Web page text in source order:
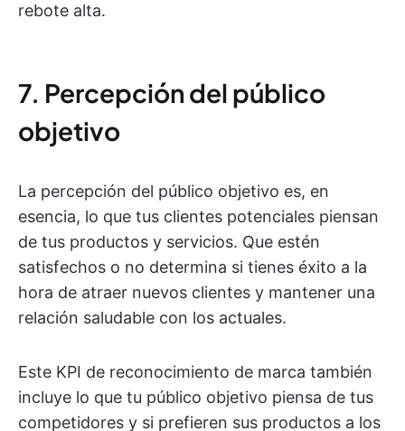
rebote alta.
7. Percepción del público
objetivo
La percepción del público objetivo es, en
esencia, lo que tus clientes potenciales piensan
de tus productos y servicios. Que estén
satisfechos o no determina si tienes éxito a la
hora de atraer nuevos clientes y mantener una
relación saludable con los actuales.
Este KPI de reconocimiento de marca también
incluye lo que tu público objetivo piensa de tus
competidores y si prefieren sus productos a los